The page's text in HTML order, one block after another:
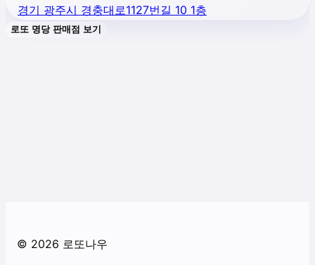
경기 광주시 경충대로1127번길 10 1층
로또 명당 판매점 보기
© 2026 로또나우